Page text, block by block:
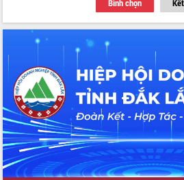
Thứ trưởng Bộ Y tế làm việc với tỉnh
Đắk Lắk về phát triển nhân lực y tế
cho trạm y tế cấp xã
Du lịch Đắk Lắk nâng tầm trải nghiệm
du khách thông qua Hệ thống cơ sở dữ
liệu và Bản đồ số
Tập huấn ứng dụng trí tuệ nhân tạo (AI)
trong thương mại điện tử năm 2026
Đoàn đại biểu Quốc hội tỉnh Đắk Lắk
trao đổi thông tin trước Kỳ họp thứ
nhất, Quốc hội khóa XVI
Quyết liệt cải cách hành chính, khơi
Bình chọn